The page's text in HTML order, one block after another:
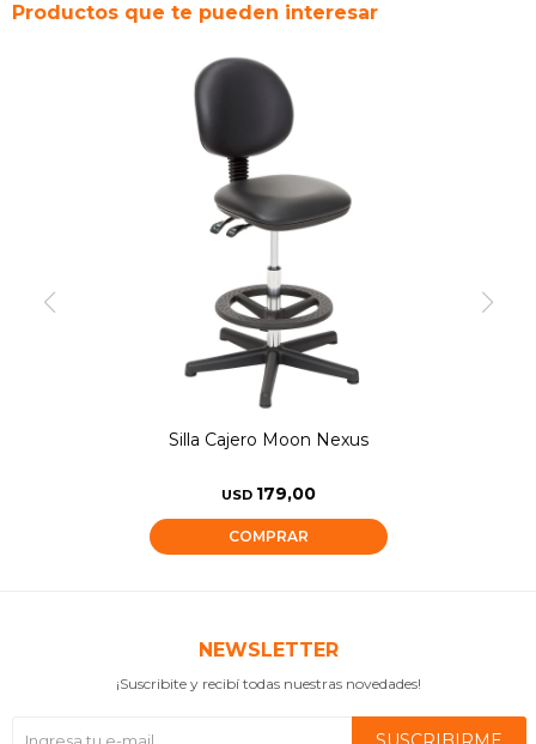
Productos que te pueden interesar
Silla Cajero Moon Nexus
USD 179,00
NEWSLETTER
¡Suscribite y recibí todas nuestras novedades!